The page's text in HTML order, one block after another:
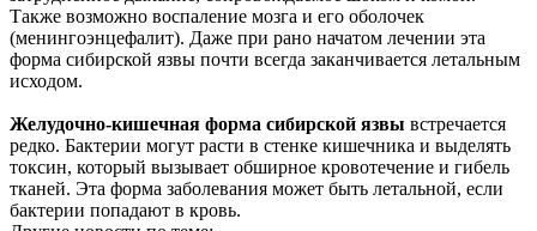
Также возможно воспаление мозга и его оболочек
(менингоэнцефалит). Даже при рано начатом лечении эта
форма сибирской язвы почти всегда заканчивается летальным
исходом.
Желудочно-кишечная форма сибирской язвы встречается
редко. Бактерии могут расти в стенке кишечника и выделять
токсин, который вызывает обширное кровотечение и гибель
тканей. Эта форма заболевания может быть летальной, если
бактерии попадают в кровь.